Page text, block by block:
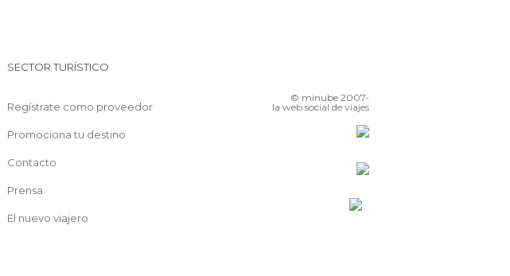
SECTOR TURÍSTICO
Regístrate como proveedor
Promociona tu destino
Contacto
Prensa
El nuevo viajero
© minube 2007-
la web social de viajes